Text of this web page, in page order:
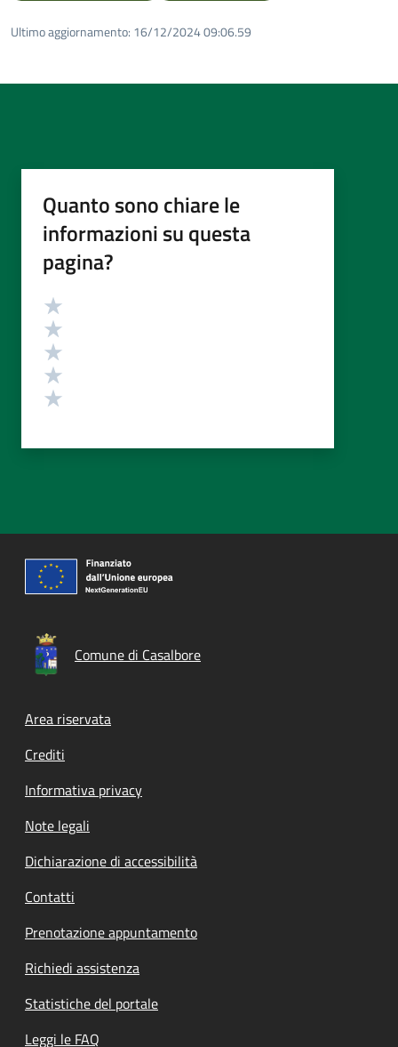
Ultimo aggiornamento: 16/12/2024 09:06.59
Quanto sono chiare le
informazioni su questa
pagina?
Valutazione
Comune di Casalbore
Footer menu
Area riservata
Crediti
Informativa privacy
Note legali
Dichiarazione di accessibilità
Contatti
Prenotazione appuntamento
Richiedi assistenza
Statistiche del portale
Leggi le FAQ